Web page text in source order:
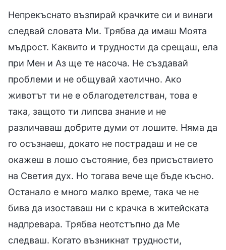
Непрекъснато възпирай крачките си и винаги
следвай словата Ми. Трябва да имаш Моята
мъдрост. Каквито и трудности да срещаш, ела
при Мен и Аз ще те насоча. Не създавай
проблеми и не общувай хаотично. Ако
животът ти не е облагодетелстван, това е
така, защото ти липсва знание и не
различаваш добрите думи от лошите. Няма да
го осъзнаеш, докато не пострадаш и не се
окажеш в лошо състояние, без присъствието
на Светия дух. Но тогава вече ще бъде късно.
Останало е много малко време, така че не
бива да изоставаш ни с крачка в житейската
надпревара. Трябва неотстъпно да Ме
следваш. Когато възникнат трудности,